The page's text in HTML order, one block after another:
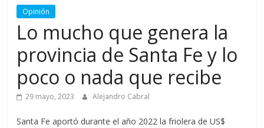
Opinión
Lo mucho que genera la
provincia de Santa Fe y lo
poco o nada que recibe
29 mayo, 2023 Alejandro Cabral
Santa Fe aportó durante el año 2022 la friolera de US$